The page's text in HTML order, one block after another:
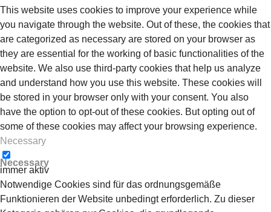
This website uses cookies to improve your experience while
you navigate through the website. Out of these, the cookies that
are categorized as necessary are stored on your browser as
they are essential for the working of basic functionalities of the
website. We also use third-party cookies that help us analyze
and understand how you use this website. These cookies will
be stored in your browser only with your consent. You also
have the option to opt-out of these cookies. But opting out of
some of these cookies may affect your browsing experience.
Necessary
Necessary
immer aktiv
Notwendige Cookies sind für das ordnungsgemäße
Funktionieren der Website unbedingt erforderlich. Zu dieser